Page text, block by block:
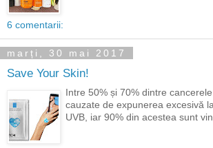
6 comentarii:
marți, 30 mai 2017
Save Your Skin!
Intre 50% și 70% dintre
cauzate de expunerea excesivă
UVB, iar 90% din acestea sunt